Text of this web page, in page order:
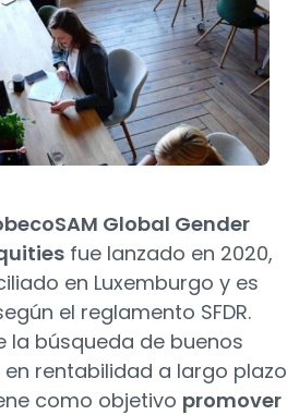
Global Gender
fue lanzado en 2020,
en Luxemburgo y es
el reglamento SFDR.
la búsqueda de buenos
rentabilidad a largo
como objetivo promover